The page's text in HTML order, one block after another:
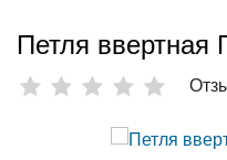
Петля